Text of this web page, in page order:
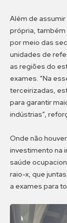
Além de
própria,
por meio das
unidades de
as regiões do
exames. “Na
terceirizadas,
para garantir
indústrias”,
Onde não
investimento na
saúde
raio-x, que
a exames para